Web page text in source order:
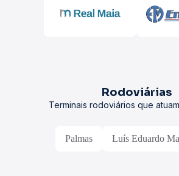
Rodoviárias
Terminais rodoviários que
Palmas Luís Eduardo